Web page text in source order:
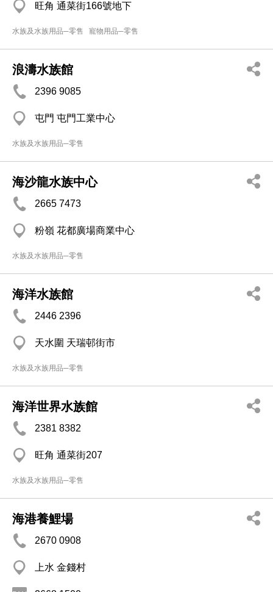
旺角 通菜街166號地下
水族及水族用品─零售 寵物用品─零售
浪濤水族館
2396 9085
屯門 屯門工業中心
水族及水族用品─零售
海沙龍水族中心
2665 7473
粉嶺 花都廣場商業中心
水族及水族用品─零售
海洋水族館
2446 2396
天水圍 天瑞邨街市
水族及水族用品─零售
海洋世界水族館
2381 8382
旺角 通菜街207
水族及水族用品─零售
海港養鯉場
2670 0908
上水 金錢村